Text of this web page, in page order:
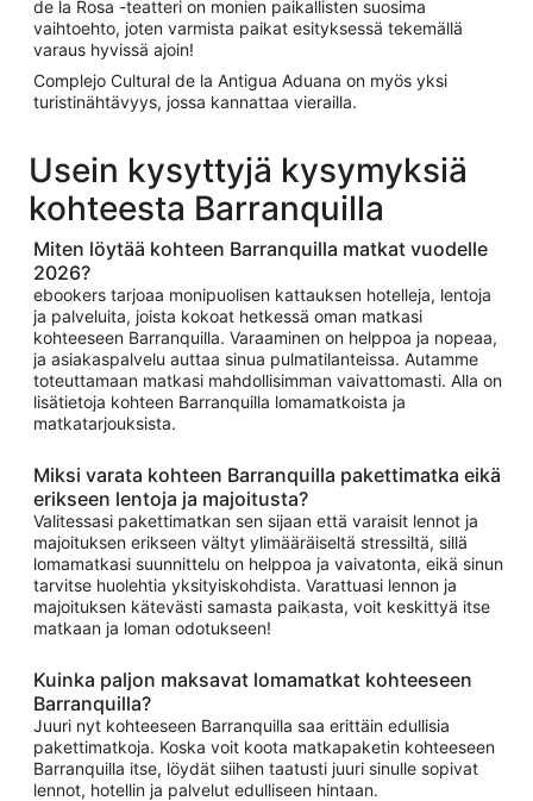
de la Rosa -teatteri on monien paikallisten suosima
vaihtoehto, joten varmista paikat esityksessä tekemällä
varaus hyvissä ajoin!
Complejo Cultural de la Antigua Aduana on myös yksi
turistinähtävyys, jossa kannattaa vierailla.
Usein kysyttyjä kysymyksiä
kohteesta Barranquilla
Miten löytää kohteen Barranquilla matkat vuodelle
2026?
ebookers tarjoaa monipuolisen kattauksen hotelleja, lentoja
ja palveluita, joista kokoat hetkessä oman matkasi
kohteeseen Barranquilla. Varaaminen on helppoa ja nopeaa,
ja asiakaspalvelu auttaa sinua pulmatilanteissa. Autamme
toteuttamaan matkasi mahdollisimman vaivattomasti. Alla on
lisätietoja kohteen Barranquilla lomamatkoista ja
matkatarjouksista.
Miksi varata kohteen Barranquilla pakettimatka eikä
erikseen lentoja ja majoitusta?
Valitessasi pakettimatkan sen sijaan että varaisit lennot ja
majoituksen erikseen vältyt ylimääräiseltä stressiltä, sillä
lomamatkasi suunnittelu on helppoa ja vaivatonta, eikä sinun
tarvitse huolehtia yksityiskohdista. Varattuasi lennon ja
majoituksen kätevästi samasta paikasta, voit keskittyä itse
matkaan ja loman odotukseen!
Kuinka paljon maksavat lomamatkat kohteeseen
Barranquilla?
Juuri nyt kohteeseen Barranquilla saa erittäin edullisia
pakettimatkoja. Koska voit koota matkapaketin kohteeseen
Barranquilla itse, löydät siihen taatusti juuri sinulle sopivat
lennot, hotellin ja palvelut edulliseen hintaan.